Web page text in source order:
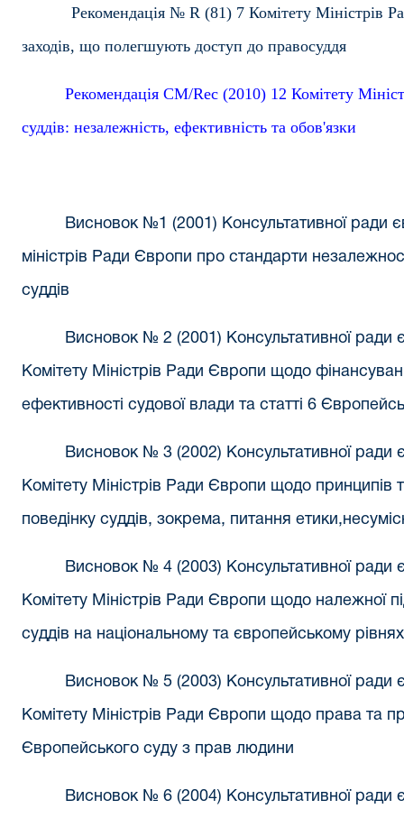
Рекомендація № R (81) 7 Комітету Міністрів
заходів, що полегшують доступ до правосуддя
Рекомендація CM/Rec (2010) 12 Комітету
суддів: незалежність, ефективність та обов'язки
Висновок №1 (2001) Консультативної ради
міністрів Ради Європи про стандарти
суддів
Висновок № 2 (2001) Консультативної ради
Комітету Міністрів Ради Європи щодо
ефективності судової влади та статті 6
Висновок № 3 (2002) Консультативної ради
Комітету Міністрів Ради Європи щодо
поведінку суддів, зокрема, питання
Висновок № 4 (2003) Консультативної ради
Комітету Міністрів Ради Європи щодо належної
суддів на національному та європейському рівнях
Висновок № 5 (2003) Консультативної ради
Комітету Міністрів Ради Європи щодо права та
Європейського суду з прав людини
Висновок № 6 (2004) Консультативної ради